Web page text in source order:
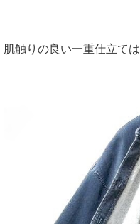
肌触りの良い一重仕立ては